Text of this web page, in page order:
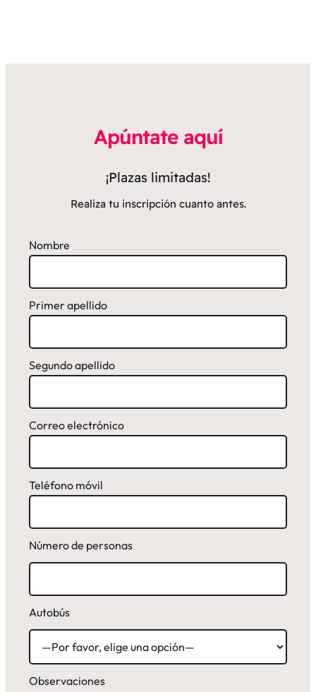
Apúntate aquí
¡Plazas limitadas!
Realiza tu inscripción cuanto antes.
Nombre
Primer apellido
Segundo apellido
Correo electrónico
Teléfono móvil
Número de personas
Autobús
Observaciones